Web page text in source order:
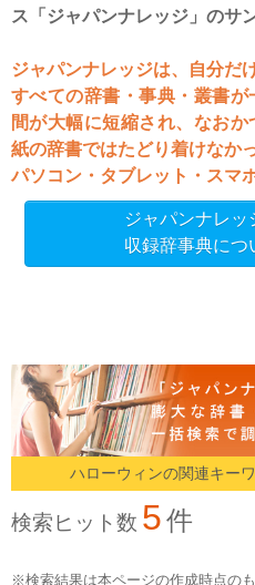
ス「ジャパンナレッジ」のサ
ジャパンナレッジは、自分だ
すべての辞書・事典・叢書
間が大幅に短縮され、なおか
紙の辞書ではたどり着けなか
パソコン・タブレット・スマ
ジャパンナレ
収録辞事典につ
ハローウィンの関連キー
検索ヒット数 5件
※検索結果は本ページの作成時点の